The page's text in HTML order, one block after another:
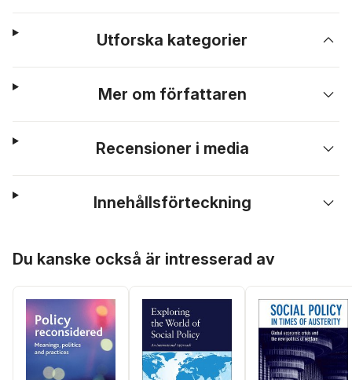
Utforska kategorier
Mer om författaren
Recensioner i media
Innehållsförteckning
Du kanske också är intresserad av